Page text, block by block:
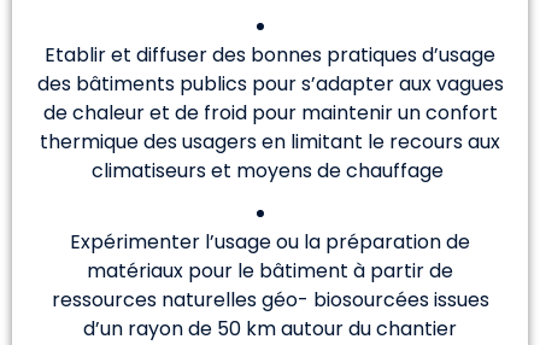
Etablir et diffuser des bonnes pratiques d’usage
des bâtiments publics pour s’adapter aux vagues
de chaleur et de froid pour maintenir un confort
thermique des usagers en limitant le recours aux
climatiseurs et moyens de chauffage
Expérimenter l’usage ou la préparation de
matériaux pour le bâtiment à partir de
ressources naturelles géo- biosourcées issues
d’un rayon de 50 km autour du chantier